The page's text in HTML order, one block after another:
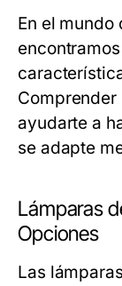
En el
ayudarte a
se adapte
Lámparas
Opciones
Las